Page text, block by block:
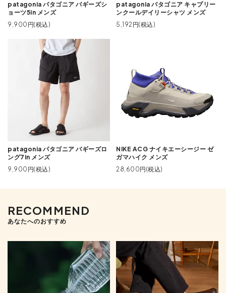
patagonia パタゴニア バギーズシ
ョーツ5in メンズ
9,900円(税込)
patagonia パタゴニア キャプリー
ンクールデイリーシャツ メンズ
5,192円(税込)
patagonia パタゴニア バギーズロ
ング7in メンズ
9,900円(税込)
NIKE ACG ナイキエーシージー ゼ
ガマハイク メンズ
28,600円(税込)
RECOMMEND
あなたへのおすすめ